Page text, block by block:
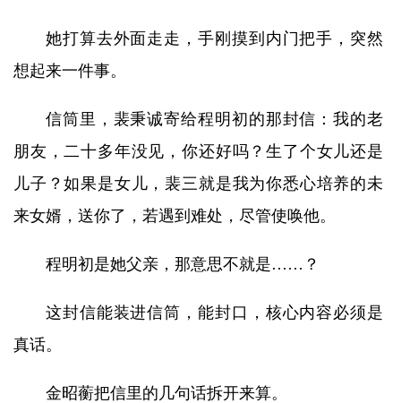
她打算去外面走走，手刚摸到内门把手，突然
想起来一件事。
信筒里，裴秉诚寄给程明初的那封信：我的老
朋友，二十多年没见，你还好吗？生了个女儿还是
儿子？如果是女儿，裴三就是我为你悉心培养的未
来女婿，送你了，若遇到难处，尽管使唤他。
程明初是她父亲，那意思不就是……？
这封信能装进信筒，能封口，核心内容必须是
真话。
金昭蘅把信里的几句话拆开来算。